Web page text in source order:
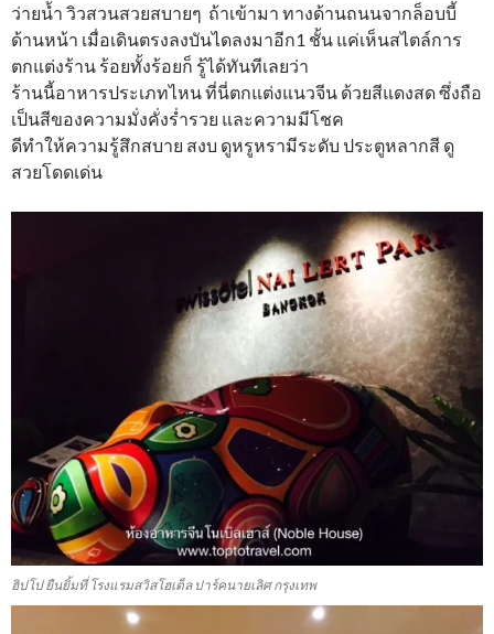
ว่ายน้ำ วิวสวนสวยสบายๆ ถ้าเข้ามา ทางด้านถนนจากล็อบบี้
ด้านหน้า เมื่อเดินตรงลงบันไดลงมาอีก1 ชั้น แค่เห็นสไตล์การ
ตกแต่งร้าน ร้อยทั้งร้อยก็ รู้ได้ทันทีเลยว่า
ร้านนี้อาหารประเภทไหน ที่นี่ตกแต่งแนวจีน ด้วยสีแดงสด ซึ่งถือ
เป็นสีของความมั่งคั่งร่ำรวย และความมีโชค
ดีทำให้ความรู้สึกสบาย สงบ ดูหรูหรามีระดับ ประตูหลากสี ดู
สวยโดดเด่น
ฮิปโป ยืนยิ้มที่ โรงแรมสวิสโฮเต็ล ปาร์คนายเลิศ กรุงเทพ